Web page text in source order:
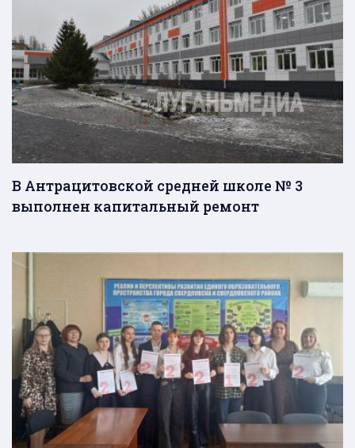
В Антрацитовской средней школе № 3
выполнен капитальный ремонт